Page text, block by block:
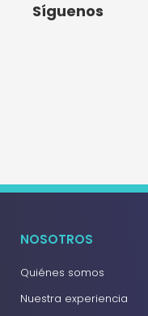
Síguenos
NOSOTROS
Quiénes somos
Nuestra experiencia